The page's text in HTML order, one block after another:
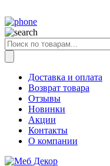
Поиск
товаров
Доставка и оплата
Возврат товара
Отзывы
Новинки
Акции
Контакты
О компании